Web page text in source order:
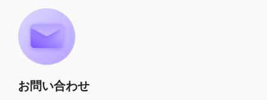
お問い合わせ